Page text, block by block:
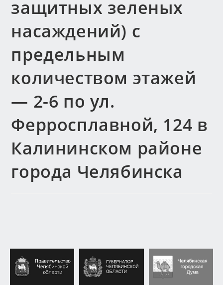
защитных зеленых
насаждений) с
предельным
количеством этажей
— 2-6 по ул.
Ферросплавной, 124 в
Калининском районе
города Челябинска